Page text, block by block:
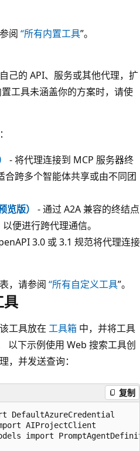
阅 “所有内置工具”。
己的 API、服务或其他代理，扩
工具未涵盖你的方案时，请使
- 将代理连接到 MCP 服务器终
合跨多个智能体共享或由不同团
版）
- 通过 A2A 兼容的终结点
便进行跨代理通信。
3.0 或 3.1 规范将代理连接
，请参阅 “所有自定义工具”。
具
工具放在 工具箱 中，并将工具
以下示例使用 Web 搜索工具创
，并发送查询：
复制
DefaultAzureCredential
AIProjectClient
import